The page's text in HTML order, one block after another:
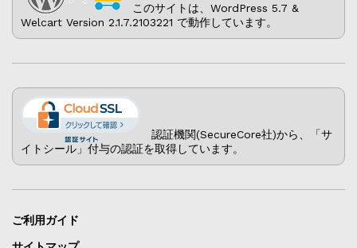
このサイトは、WordPress 5.7 &
Welcart Version 2.1.7.2103221 で動作しています。
認証機関(SecureCore社)から、「サ
イトシール」付与の認証を取得しています。
ご利用ガイド